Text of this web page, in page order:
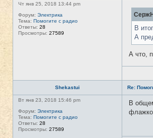
Чт янв 25, 2018 13:44 pm
Форум: Электрика
Тема: Помогите с радио
Ответы: 28
Просмотры: 27589
В
А
А что,
Shekastui
Вт янв 23, 2018 15:46 pm
Форум: Электрика
Тема: Помогите с радио
Ответы: 28
Просмотры: 27589
Re:
В